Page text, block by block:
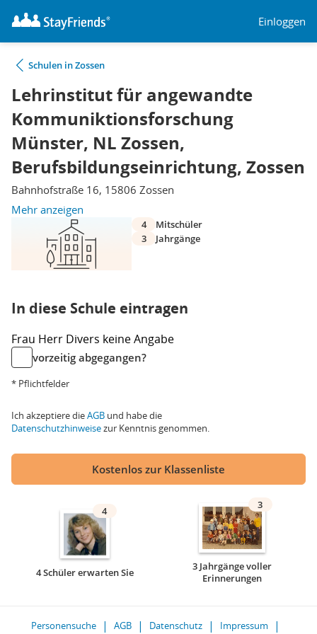
Einloggen
Schulen in Zossen
Lehrinstitut für angewandte
Kommuniktionsforschung
Münster, NL Zossen,
Berufsbildungseinrichtung, Zossen
Bahnhofstraße 16, 15806 Zossen
Mehr anzeigen
4
Mitschüler
3
Jahrgänge
In diese Schule eintragen
Frau Herr Divers keine Angabe
vorzeitig abgegangen?
* Pflichtfelder
Ich akzeptiere dieAGB und habe die
Datenschutzhinweisezur Kenntnis genommen.
Kostenlos zur Klassenliste
4
4 Schüler erwarten Sie
3
3 Jahrgänge voller
Erinnerungen
Personensuche AGB Datenschutz Impressum